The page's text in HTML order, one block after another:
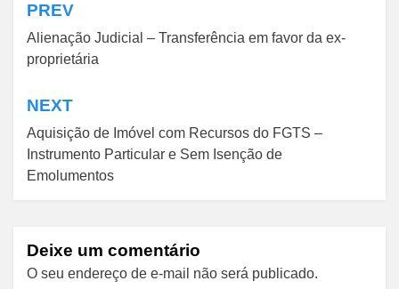
Navegação
de
Post
PREV
Alienação Judicial – Transferência em favor da ex-
proprietária
NEXT
Aquisição de Imóvel com Recursos do FGTS –
Instrumento Particular e Sem Isenção de
Emolumentos
Deixe um comentário
O seu endereço de e-mail não será publicado.